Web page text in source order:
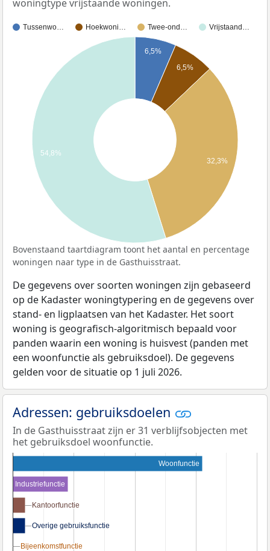
woningtype vrijstaande woningen.
Tussenwo… Hoekwoni… Twee-ond… Vrijstaand…
6,5%
6,5%
32,3%
54,8%
Bovenstaand taartdiagram toont het aantal en percentage
woningen naar type in de Gasthuisstraat.
De gegevens over soorten woningen zijn gebaseerd
op de Kadaster woningtypering en de gegevens over
stand- en ligplaatsen van het Kadaster. Het soort
woning is geografisch-algoritmisch bepaald voor
panden waarin een woning is huisvest (panden met
een woonfunctie als gebruiksdoel). De gegevens
gelden voor de situatie op 1 juli 2026.
Adressen: gebruiksdoelen
In de Gasthuisstraat zijn er 31 verblijfsobjecten met
het gebruiksdoel woonfunctie.
Woonfunctie
Industriefunctie
Kantoorfunctie
Kantoorfunctie
Overige gebruiksfunctie
Overige gebruiksfunctie
Bijeenkomstfunctie
Bijeenkomstfunctie